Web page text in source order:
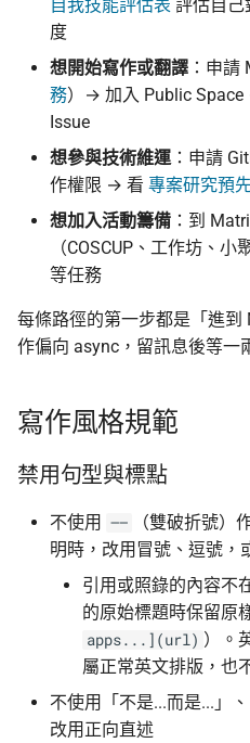
目錄結構
搬檔、改名、刪頁要補
redirect
跨檔連結規則
PR 流程
Commit 訊息格式
PR 描述
Review
Issue 分類
提問前先看哪裡
行為準則摘要
這份百科是活文件
ASN 觀測資料擷取與分析
OONI 測量資料結構導覽
OONI 怎麼判定一個網站被
OONI 測項速查表
上傳機敏資訊流程
像
自我技能評估表 評估自己
度
想開始寫作或翻譯 ：申
務）→ 加入 Public
Issue
想參與技術維運：申請
作權限 → 看 專案研究預
想加入活動籌備 ：到
（COSCUP、工作坊、
等任務
每條路徑的第一步都是「進
作偏向 async，留訊息後等一
寫作風格規範
禁用句型與標點
不使用 ——
（雙破折號）
明時，改用冒號、逗號，
引用或照錄的內容不
的原始標題時保留原
apps...](url) ）。
屬正常英文排版，也
不使用「不是...而是...」
改用正向直述